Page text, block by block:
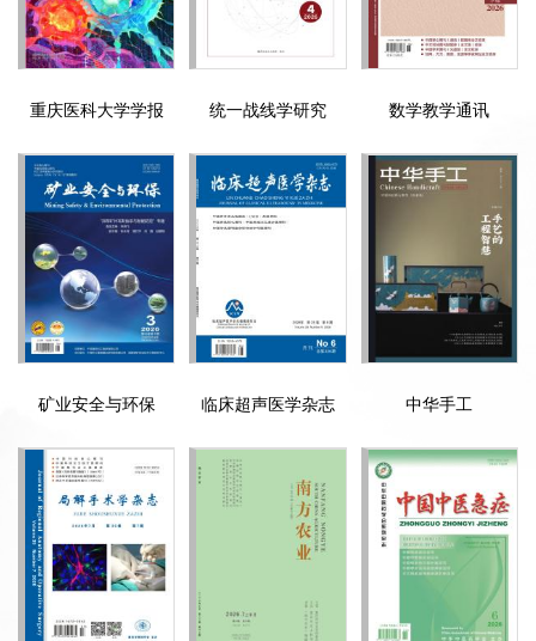
重庆医科大学学报 统一战线学研究 数学教学通讯
矿业安全与环保 临床超声医学杂志 中华手工